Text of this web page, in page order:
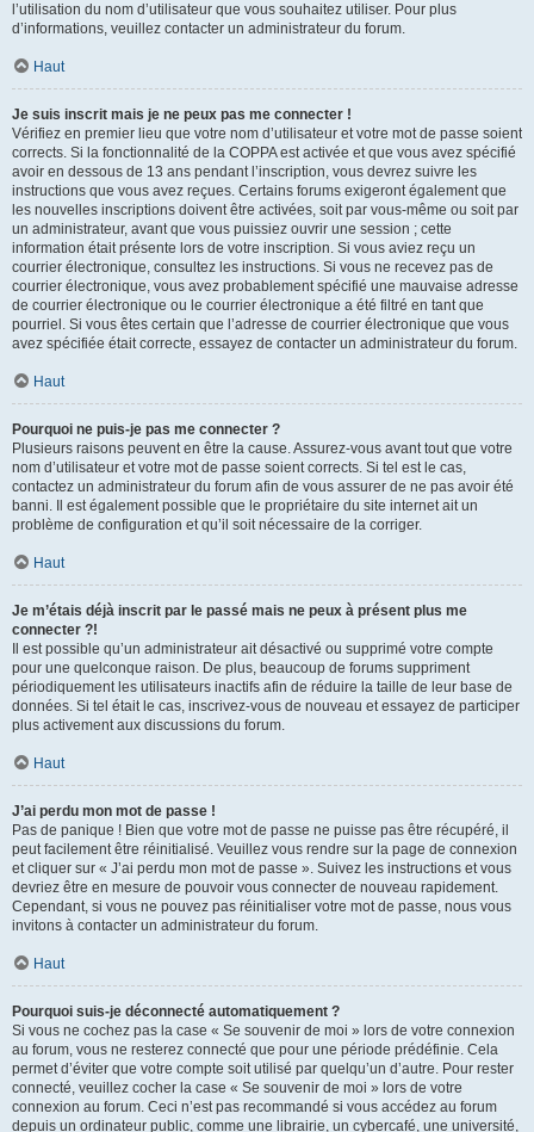
l’utilisation du nom d’utilisateur que vous souhaitez utiliser. Pour plus
d’informations, veuillez contacter un administrateur du forum.
Haut
Je suis inscrit mais je ne peux pas me connecter !
Vérifiez en premier lieu que votre nom d’utilisateur et votre mot de passe soient
corrects. Si la fonctionnalité de la COPPA est activée et que vous avez spécifié
avoir en dessous de 13 ans pendant l’inscription, vous devrez suivre les
instructions que vous avez reçues. Certains forums exigeront également que
les nouvelles inscriptions doivent être activées, soit par vous-même ou soit par
un administrateur, avant que vous puissiez ouvrir une session ; cette
information était présente lors de votre inscription. Si vous aviez reçu un
courrier électronique, consultez les instructions. Si vous ne recevez pas de
courrier électronique, vous avez probablement spécifié une mauvaise adresse
de courrier électronique ou le courrier électronique a été filtré en tant que
pourriel. Si vous êtes certain que l’adresse de courrier électronique que vous
avez spécifiée était correcte, essayez de contacter un administrateur du forum.
Haut
Pourquoi ne puis-je pas me connecter ?
Plusieurs raisons peuvent en être la cause. Assurez-vous avant tout que votre
nom d’utilisateur et votre mot de passe soient corrects. Si tel est le cas,
contactez un administrateur du forum afin de vous assurer de ne pas avoir été
banni. Il est également possible que le propriétaire du site internet ait un
problème de configuration et qu’il soit nécessaire de la corriger.
Haut
Je m’étais déjà inscrit par le passé mais ne peux à présent plus me
connecter ?!
Il est possible qu’un administrateur ait désactivé ou supprimé votre compte
pour une quelconque raison. De plus, beaucoup de forums suppriment
périodiquement les utilisateurs inactifs afin de réduire la taille de leur base de
données. Si tel était le cas, inscrivez-vous de nouveau et essayez de participer
plus activement aux discussions du forum.
Haut
J’ai perdu mon mot de passe !
Pas de panique ! Bien que votre mot de passe ne puisse pas être récupéré, il
peut facilement être réinitialisé. Veuillez vous rendre sur la page de connexion
et cliquer sur « J’ai perdu mon mot de passe ». Suivez les instructions et vous
devriez être en mesure de pouvoir vous connecter de nouveau rapidement.
Cependant, si vous ne pouvez pas réinitialiser votre mot de passe, nous vous
invitons à contacter un administrateur du forum.
Haut
Pourquoi suis-je déconnecté automatiquement ?
Si vous ne cochez pas la case « Se souvenir de moi » lors de votre connexion
au forum, vous ne resterez connecté que pour une période prédéfinie. Cela
permet d’éviter que votre compte soit utilisé par quelqu’un d’autre. Pour rester
connecté, veuillez cocher la case « Se souvenir de moi » lors de votre
connexion au forum. Ceci n’est pas recommandé si vous accédez au forum
depuis un ordinateur public, comme une librairie, un cybercafé, une université,